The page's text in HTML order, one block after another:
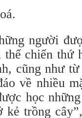
người
chiến thứ
cũng như
về nhiều
học
kẻ trồng